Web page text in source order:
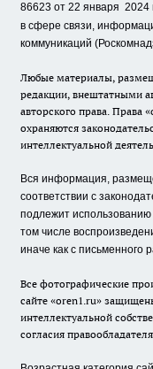
86623 от 22 января 2024
в сфере связи,
коммуникаций
Любые материалы,
редакции, внештатными
авторского права. Права
охраняются
интеллектуальной
Вся информация,
соответствии с
подлежит
том числе
иначе как с письменного
Все фотографические
сайте «oren1.ru»
интеллектуальной
согласия